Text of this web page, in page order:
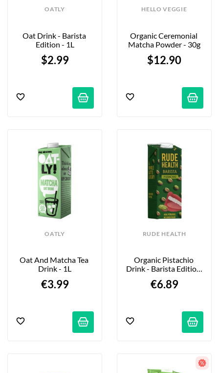
OATLY
Oat Drink - Barista
Edition - 1L
$2.99
HELLO VEGGIE
Organic Ceremonial
Matcha Powder - 30g
$12.90
OATLY
Oat And Matcha Tea
Drink - 1L
€3.99
RUDE HEALTH
Organic Pistachio
Drink - Barista Edition
€6.89